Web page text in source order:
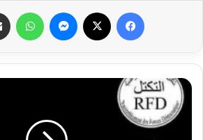
فيسبوك ماسنجر